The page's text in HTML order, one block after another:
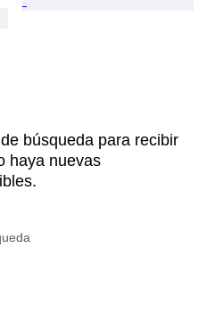
búsqueda para recibir
haya nuevas